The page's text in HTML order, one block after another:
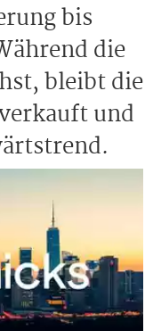
bis
die
bleibt die
und